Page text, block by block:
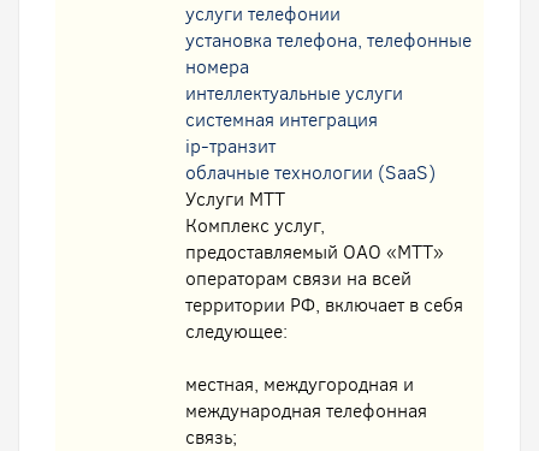
услуги телефонии
установка телефона, телефонные
номера
интеллектуальные услуги
системная интеграция
ip-транзит
облачные технологии (SaaS)
Услуги МТТ
Комплекс услуг,
предоставляемый ОАО «МТТ»
операторам связи на всей
территории РФ, включает в себя
следующее:
местная, междугородная и
международная телефонная
связь;